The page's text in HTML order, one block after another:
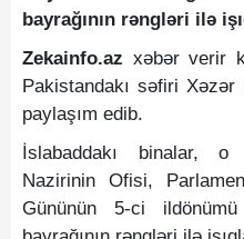
bayrağının rəngləri ilə
Zekainfo.az xəbər verir
Pakistandakı səfiri Xəzər
paylaşım edib.
İslabaddakı binalar,
Nazirinin Ofisi,
Gününün 5-ci